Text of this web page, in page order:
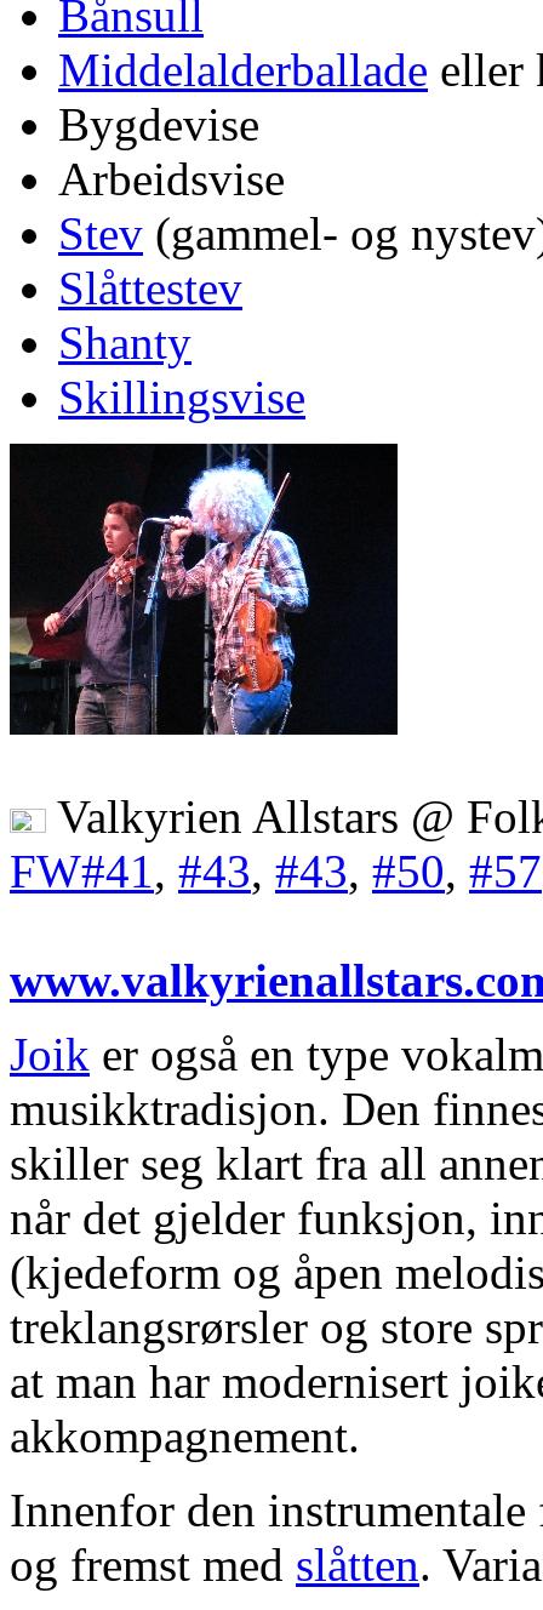
Bånsull
Middelalderballade eller
Bygdevise
Arbeidsvise
Stev (gammel- og
Slåttestev
Shanty
Skillingsvise
Valkyrien Allstars @
FW#41, #43, #43, #50, #57
Joik er også en type
musikktradisjon. Den
skiller seg klart fra all
når det gjelder funksjon,
(kjedeform og åpen
treklangsrørsler og store
at man har modernisert
akkompagnement.
Innenfor den
og fremst med slåtten.